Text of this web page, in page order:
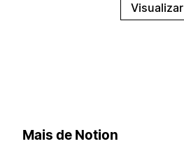
Visualizar
Mais de Notion